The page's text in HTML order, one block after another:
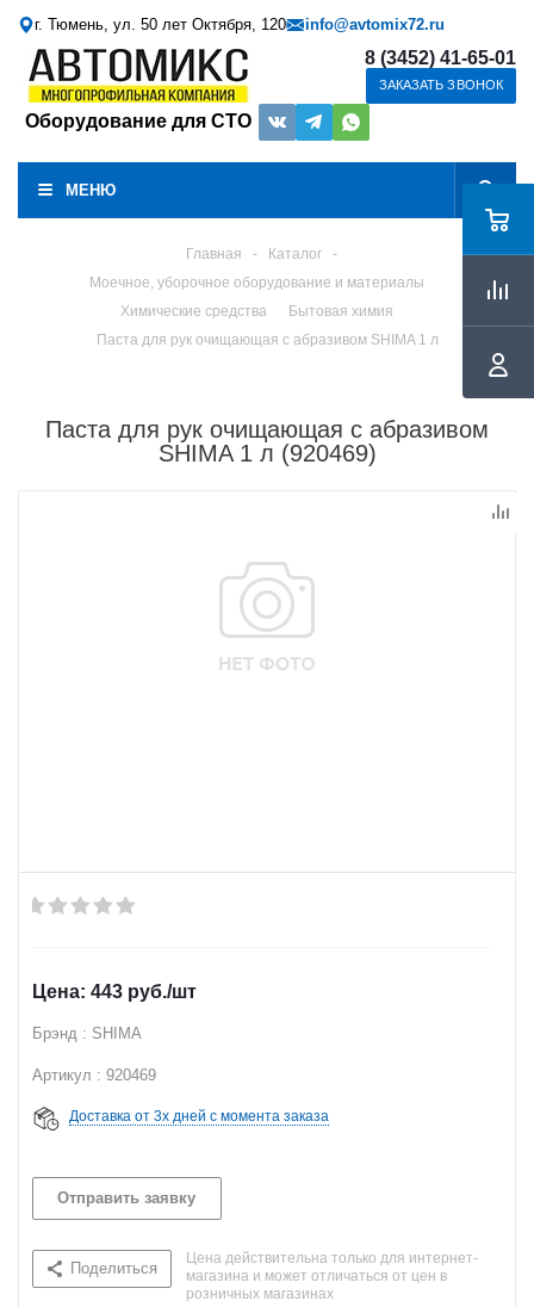
г. Тюмень, ул. 50 лет Октября, 120 info@avtomix72.ru
Оборудование для СТО
8 (3452) 41-65-01
ЗАКАЗАТЬ ЗВОНОК
МЕНЮ
Главная - Каталог
-
Моечное, уборочное оборудование и материалы
Химические средства
Бытовая химия
Паста для рук очищающая с абразивом SHIMA 1 л
Паста для рук очищающая с абразивом
SHIMA 1 л (920469)
443 руб./шт
Брэнд : SHIMA
Артикул : 920469
Доставка от 3х дней с момента заказа
Отправить заявку
Поделиться
Цена действительна только для интернет-
магазина и может отличаться от цен в
розничных магазинах